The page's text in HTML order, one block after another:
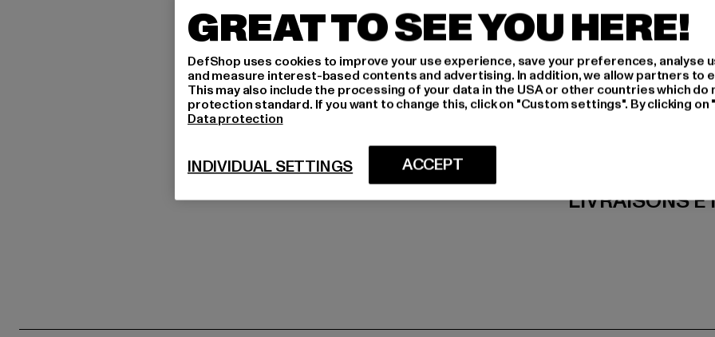
Art.Nr: 0008614-00628
Fabricant: Zabou
Shelley Road,
LIVRAISONS
GREAT TO SEE YOU HERE!
DefShop uses cookies to improve your use experience, save your preferences, analyse
and measure interest-based contents and advertising. In addition, we allow partners to
This may also include the processing of your data in the USA or other countries which do
protection standard. If you want to change this, click on "Custom settings". By clicking
Data protection
ACCEPT
INDIVIDUAL SETTINGS